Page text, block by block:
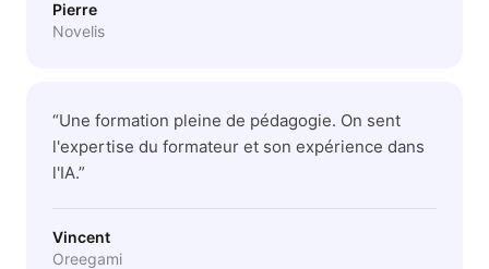
Pierre
Novelis
“Une formation pleine de pédagogie. On sent
l'expertise du formateur et son expérience dans
l'IA.”
Vincent
Oreegami